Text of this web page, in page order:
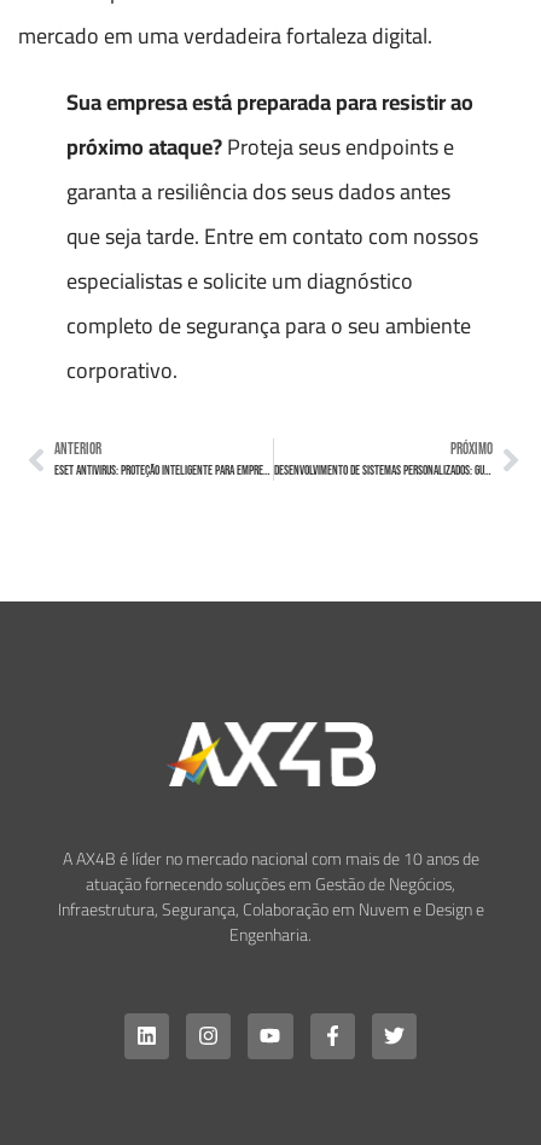
mercado em uma verdadeira fortaleza digital.
Sua empresa está preparada para resistir ao
próximo ataque?Proteja seus endpoints e
garanta a resiliência dos seus dados antes
que seja tarde. Entre em contato com nossos
especialistas e solicite um diagnóstico
completo de segurança para o seu ambiente
corporativo.
ANTERIOR
ESET Antivirus: Proteção Inteligente para Empresas
PRÓXIMO
Desenvolvimento de Sistemas Personalizados: Guia para Empresas
A AX4B é líder no mercado nacional com mais de 10 anos de
atuação fornecendo soluções em Gestão de Negócios,
Infraestrutura, Segurança, Colaboração em Nuvem e Design e
Engenharia.